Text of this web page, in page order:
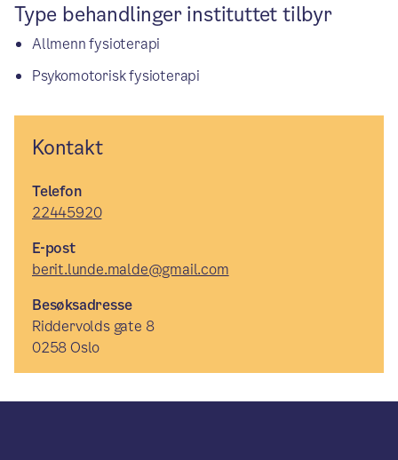
Type behandlinger instituttet tilbyr
Allmenn fysioterapi
Psykomotorisk fysioterapi
Kontakt
Telefon
22445920
E-post
berit.lunde.malde@gmail.com
Besøksadresse
Riddervolds gate 8
0258 Oslo